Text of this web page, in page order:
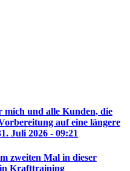
und alle Kunden, die
auf eine längere
Juli 2026 - 09:21
zweiten Mal in dieser
Krafttraining